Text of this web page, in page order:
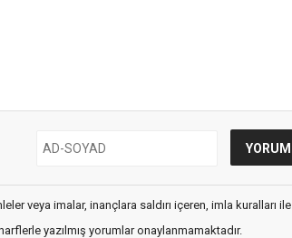
veya imalar, inançlara saldırı içeren, imla kuralları ile
yazılmış yorumlar onaylanmamaktadır.